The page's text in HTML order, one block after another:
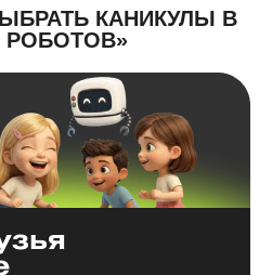
КАНИКУЛЫ В
РОБОТОВ»